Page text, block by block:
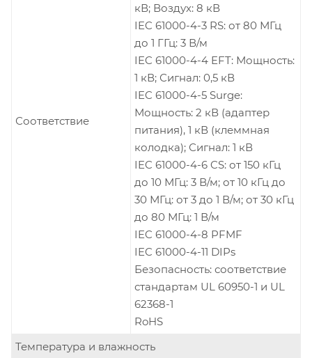
Соответствие
кВ; Воздух: 8 кВ
IEC 61000-4-3 RS: от 80 МГц
до 1 ГГц: 3 В/м
IEC 61000-4-4 EFT: Мощность:
1 кВ; Сигнал: 0,5 кВ
IEC 61000-4-5 Surge:
Мощность: 2 кВ (адаптер
питания), 1 кВ (клеммная
колодка); Сигнал: 1 кВ
IEC 61000-4-6 CS: от 150 кГц
до 10 МГц: 3 В/м; от 10 кГц до
30 МГц: от 3 до 1 В/м; от 30 кГц
до 80 МГц: 1 В/м
IEC 61000-4-8 PFMF
IEC 61000-4-11 DIPs
Безопасность: соответствие
стандартам UL 60950-1 и UL
62368-1
RoHS
Температура и влажность